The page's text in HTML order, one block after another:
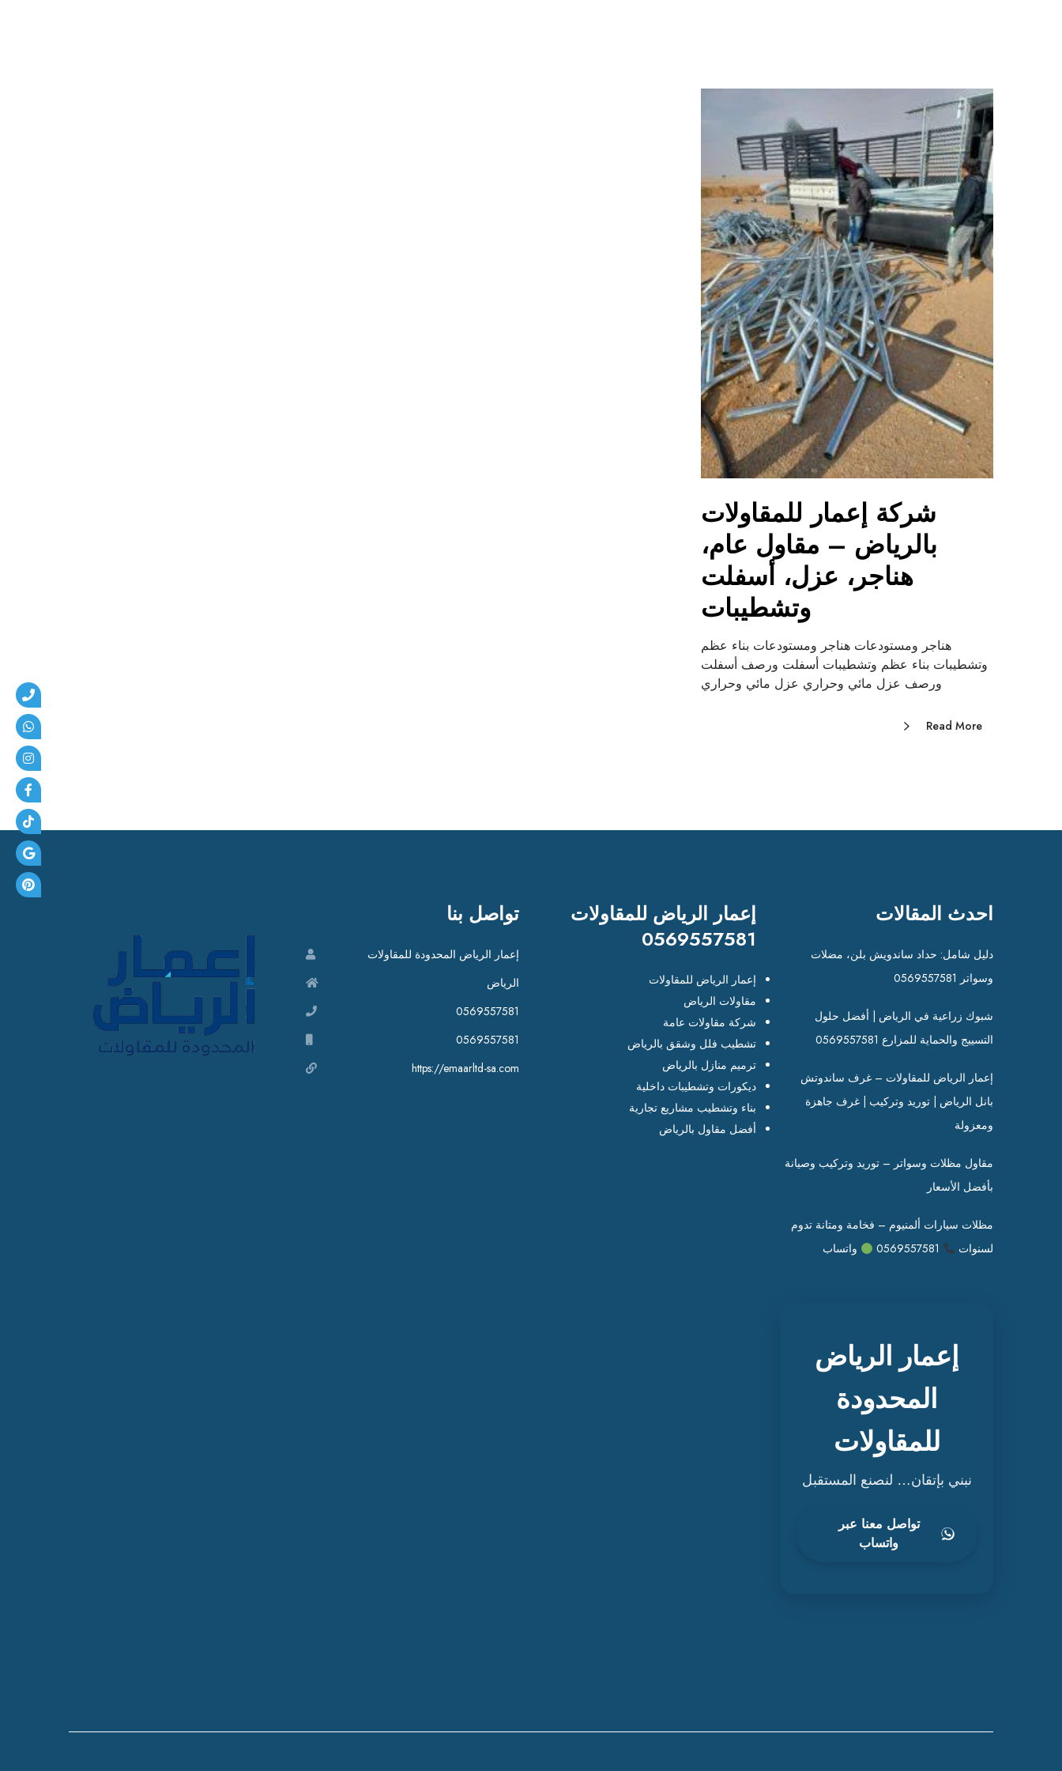
شركة إعمار للمقاولات
بالرياض – مقاول عام،
هناجر، عزل، أسفلت
وتشطيبات
هناجر ومستودعات هناجر ومستودعات بناء عظم
وتشطيبات بناء عظم وتشطيبات أسفلت ورصف أسفلت
ورصف عزل مائي وحراري عزل مائي وحراري
Read More
احدث المقالات
دليل شامل: حداد ساندويش بلن، مضلات
وسواتر 0569557581
شبوك زراعية في الرياض | أفضل حلول
التسييج والحماية للمزارع 0569557581
إعمار الرياض للمقاولات – غرف ساندوتش
بانل الرياض | توريد وتركيب | غرف جاهزة
ومعزولة
مقاول مظلات وسواتر – توريد وتركيب وصيانة
بأفضل الأسعار
مظلات سيارات ألمنيوم – فخامة ومتانة تدوم
لسنوات
واتساب
إعمار الرياض
المحدودة
للمقاولات
نبني بإتقان… لنصنع المستقبل
تواصل معنا عبر
واتساب
إعمار الرياض للمقاولات
0569557581
إعمار الرياض للمقاولات
مقاولات الرياض
شركة مقاولات عامة
تشطيب فلل وشقق بالرياض
ترميم منازل بالرياض
ديكورات وتشطيبات داخلية
بناء وتشطيب مشاريع تجارية
أفضل مقاول بالرياض
تواصل بنا
إعمار الرياض المحدودة للمقاولات
الرياض
0569557581
0569557581
https://emaarltd-sa.com